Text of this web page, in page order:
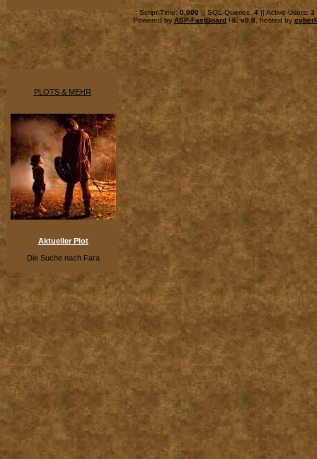
PLOTS & MEHR
Aktueller Plot
Die Suche nach Fara
.: Script-Time: 0,000 || SQL-Queries: 4|| Active-Users: 3
Powered by ASP-FastBoardHE v0.8 , hosted by